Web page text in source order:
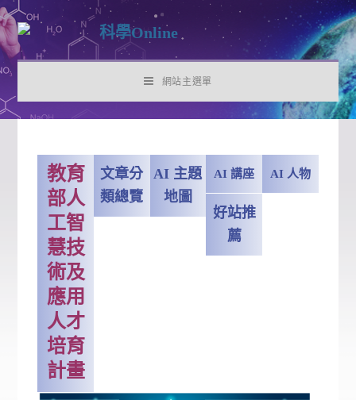
網站主選單
教育
部人
工智
慧技
術及
應用
人才
培育
計畫
文章分
類總覽
AI 主題
地圖
AI 講座 AI 人物
好站推
薦